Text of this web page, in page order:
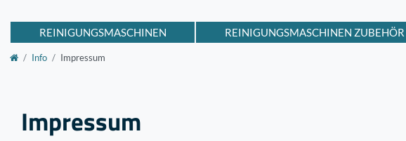
REINIGUNGSMASCHINEN REINIGUNGSMASCHINEN ZUBEHÖR
Info Impressum
Impressum